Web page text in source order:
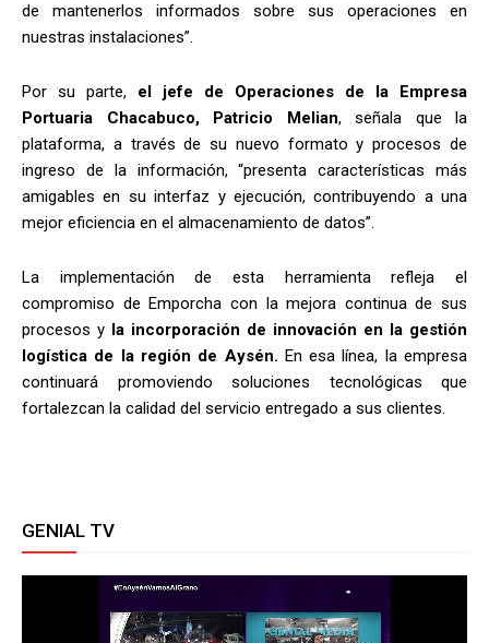
de mantenerlos informados sobre sus operaciones en
nuestras instalaciones”.
Por su parte, el jefe de Operaciones de la Empresa
Portuaria Chacabuco, Patricio Melian, señala que la
plataforma, a través de su nuevo formato y procesos de
ingreso de la información, “presenta características más
amigables en su interfaz y ejecución, contribuyendo a una
mejor eficiencia en el almacenamiento de datos”.
La implementación de esta herramienta refleja el
compromiso de Emporcha con la mejora continua de sus
procesos y la incorporación de innovación en la gestión
logística de la región de Aysén. En esa línea, la empresa
continuará promoviendo soluciones tecnológicas que
fortalezcan la calidad del servicio entregado a sus clientes.
GENIAL TV